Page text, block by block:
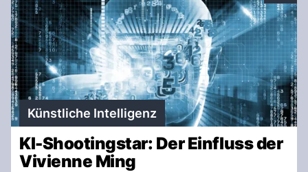
Künstliche Intelligenz
KI-Shootingstar: Der Einfluss der
Vivienne Ming